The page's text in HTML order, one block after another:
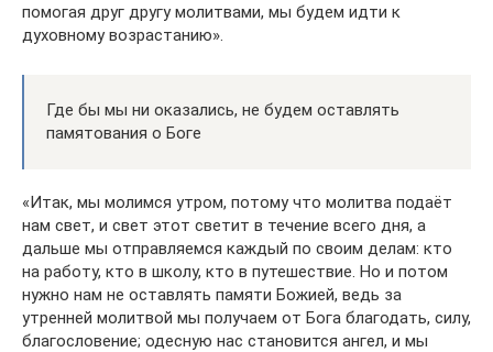
помогая друг другу молитвами, мы будем идти к
духовному возрастанию».
Где бы мы ни оказались, не будем оставлять
памятования о Боге
«Итак, мы молимся утром, потому что молитва подаёт
нам свет, и свет этот светит в течение всего дня, а
дальше мы отправляемся каждый по своим делам: кто
на работу, кто в школу, кто в путешествие. Но и потом
нужно нам не оставлять памяти Божией, ведь за
утренней молитвой мы получаем от Бога благодать, силу,
благословение; одесную нас становится ангел, и мы